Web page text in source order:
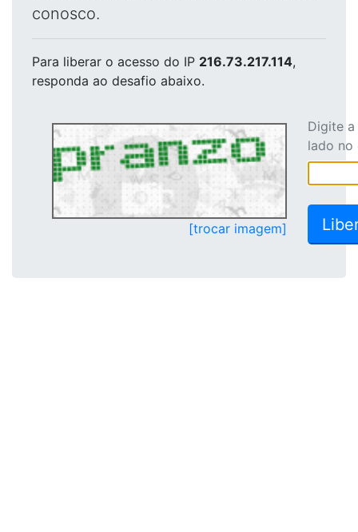
conosco.
Para liberar o acesso do IP 216.73.217.114,
responda ao desafio abaixo.
[trocar imagem]
Digite
lado no